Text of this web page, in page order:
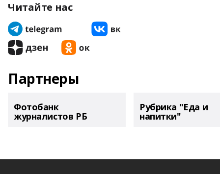
Читайте нас
Партнеры
Фотобанк
журналистов РБ
Рубрика "Еда и
напитки"